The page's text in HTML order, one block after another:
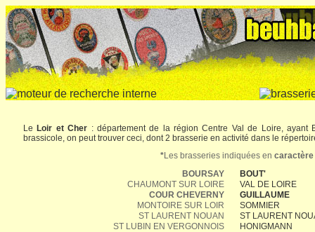
Le Loir et Cher : département de la région Centre Val de Loire, ayant
brassicole, on peut trouver ceci, dont 2 brasserie en activité dans le
*Les brasseries indiquées en caractère
BOURSAY
BOUT'
CHAUMONT SUR LOIRE
VAL DE LOIRE
COUR CHEVERNY
GUILLAUME
MONTOIRE SUR LOIR
SOMMIER
ST LAURENT NOUAN
ST LAURENT
ST LUBIN EN VERGONNOIS
HONIGMANN